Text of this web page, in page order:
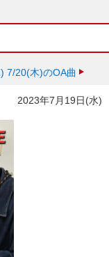
7/20(木)のOA曲
2023年7月19日(水)